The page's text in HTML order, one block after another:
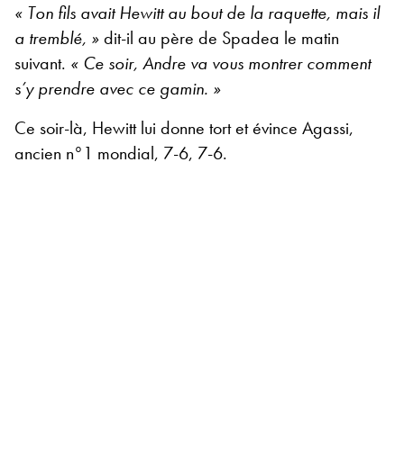
« Ton fils avait Hewitt au bout de la raquette, mais il
a tremblé, »dit-il au père de Spadea le matin
suivant. « Ce soir, Andre va vous montrer comment
s’y prendre avec ce gamin. »
Ce soir-là, Hewitt lui donne tort et évince Agassi,
ancien n°1 mondial, 7-6, 7-6.